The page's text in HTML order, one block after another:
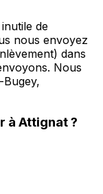
de
nous envoyez
dans
Nous
à Attignat?